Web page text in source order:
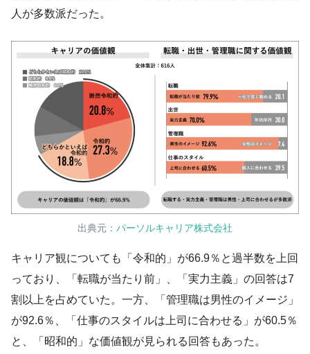
人が多数派だった。
出典元： パーソルキャリア株式会社
キャリア観についても「令和的」が66.9％と過半数を上回
っており、「転職が当たり前」、「実力主義」の回答は7
割以上を占めていた。一方、「管理職は男性のイメージ」
が92.6％、「仕事のスタイルは上司に合わせる」が60.5％
と、「昭和的」な価値観が見られる回答もあった。